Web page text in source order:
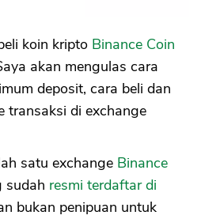
koin kripto Binance Coin
akan mengulas cara
deposit, cara beli dan
transaksi di exchange
satu exchange Binance
sudah resmi terdaftar di
bukan penipuan untuk